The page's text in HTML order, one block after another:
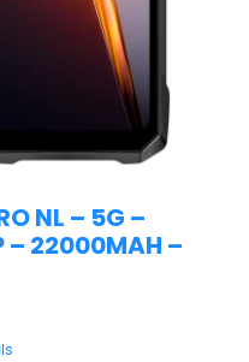
NL – 5G –
– 22000MAH –